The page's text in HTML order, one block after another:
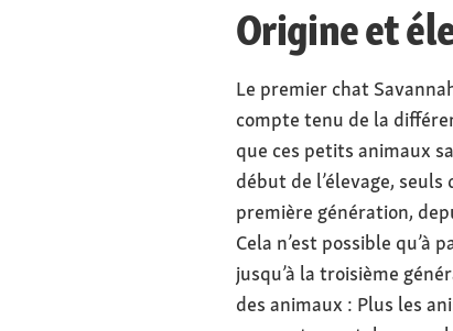
Origine et
Le premier chat
compte tenu de la
que ces petits animaux
début de l’élevage,
première génération,
Cela n’est possible
jusqu’à la troisième
des animaux : Plus les